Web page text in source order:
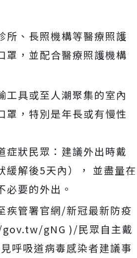
、長照機構等醫療照護
罩，並配合醫療照護機構
具或至人潮聚集的室內
罩，特別是年長或有慢性
症狀民眾：建議外出時戴
緩解後5天內）， 並盡量在
必要的外出。
疾管署官網/新冠最新防疫
gNG )/民眾自主戴
呼吸道病毒感染者建議事